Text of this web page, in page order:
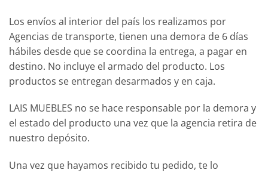
Los envíos al interior del país los realizamos por
Agencias de transporte, tienen una demora de 6 días
hábiles desde que se coordina la entrega, a pagar en
destino. No incluye el armado del producto. Los
productos se entregan desarmados y en caja.
LAIS MUEBLES no se hace responsable por la demora y
el estado del producto una vez que la agencia retira de
nuestro depósito.
Una vez que hayamos recibido tu pedido, te lo